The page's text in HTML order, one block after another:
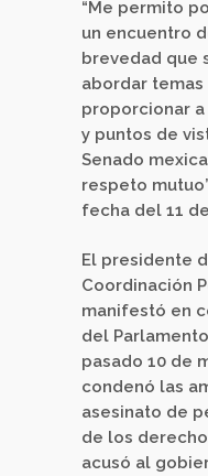
“Me permito
un encuentro
brevedad que
abordar
proporcionar
y puntos de
Senado
respeto
fecha del 11
El presidente
Coordinación
manifestó en
del
pasado 10 de
condenó las
asesinato de
de los
acusó al